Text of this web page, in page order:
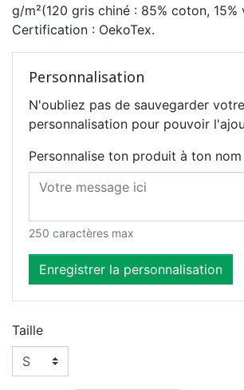
g/m²(120 gris chiné : 85% coton, 15%
Certification : OekoTex.
Personnalisation
N'oubliez pas de sauvegarder votre
personnalisation pour pouvoir
Personnalise ton produit à ton nom
250 caractères max
Enregistrer la personnalisation
Taille